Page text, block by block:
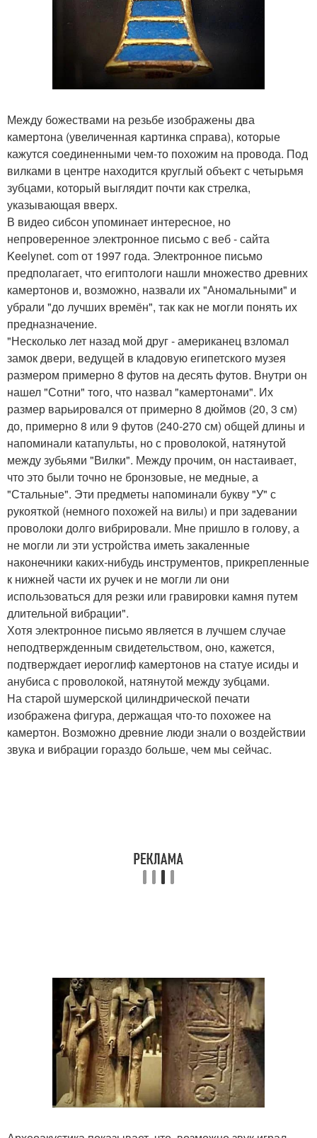
Между божествами на резьбе изображены два
камертона (увеличенная картинка справа), которые
кажутся соединенными чем-то похожим на провода. Под
вилками в центре находится круглый объект с четырьмя
зубцами, который выглядит почти как стрелка,
указывающая вверх.
В видео сибсон упоминает интересное, но
непроверенное электронное письмо с веб - сайта
Keelynet. com от 1997 года. Электронное письмо
предполагает, что египтологи нашли множество древних
камертонов и, возможно, назвали их "Аномальными" и
убрали "до лучших времён", так как не могли понять их
предназначение.
"Несколько лет назад мой друг - американец взломал
замок двери, ведущей в кладовую египетского музея
размером примерно 8 футов на десять футов. Внутри он
нашел "Сотни" того, что назвал "камертонами". Их
размер варьировался от примерно 8 дюймов (20, 3 см)
до, примерно 8 или 9 футов (240-270 см) общей длины и
напоминали катапульты, но с проволокой, натянутой
между зубьями "Вилки". Между прочим, он настаивает,
что это были точно не бронзовые, не медные, а
"Стальные". Эти предметы напоминали букву "У" с
рукояткой (немного похожей на вилы) и при задевании
проволоки долго вибрировали. Мне пришло в голову, а
не могли ли эти устройства иметь закаленные
наконечники каких-нибудь инструментов, прикрепленные
к нижней части их ручек и не могли ли они
использоваться для резки или гравировки камня путем
длительной вибрации".
Хотя электронное письмо является в лучшем случае
неподтвержденным свидетельством, оно, кажется,
подтверждает иероглиф камертонов на статуе исиды и
анубиса с проволокой, натянутой между зубцами.
На старой шумерской цилиндрической печати
изображена фигура, держащая что-то похожее на
камертон. Возможно древние люди знали о воздействии
звука и вибрации гораздо больше, чем мы сейчас.